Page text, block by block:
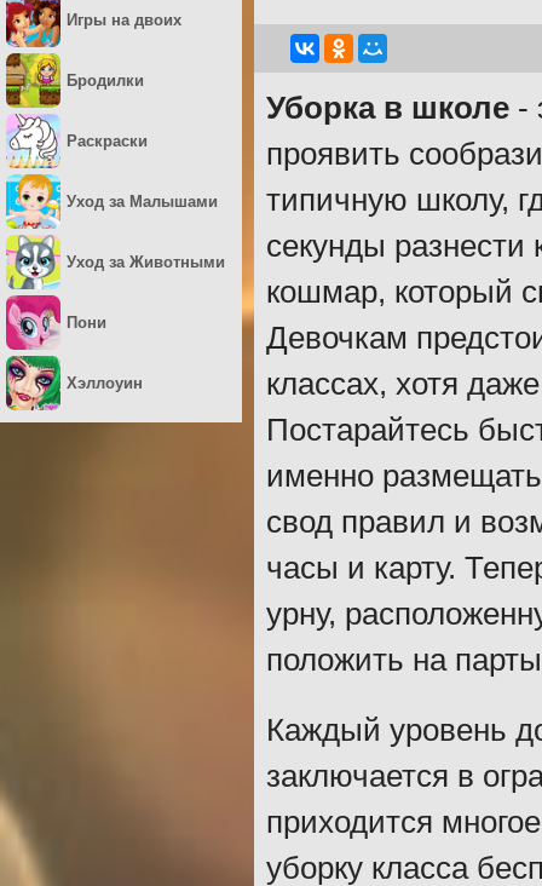
Уборка в школе -
проявить
типичную школу,
секунды разнести
кошмар, который
Девочкам
классах, хотя
Постарайтесь
именно
свод правил и
часы и карту.
урну,
положить на
Каждый уровень
заключается в
приходится
уборку класса
Игры на двоих
Бродилки
Раскраски
Уход за Малышами
Уход за Животными
Пони
Хэллоуин